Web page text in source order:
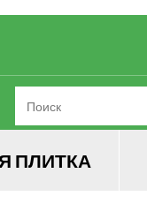
ПЛИТКА